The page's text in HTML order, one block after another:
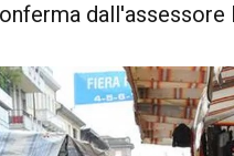
dall'assessore